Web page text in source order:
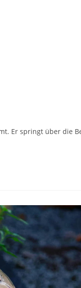
Er springt über die